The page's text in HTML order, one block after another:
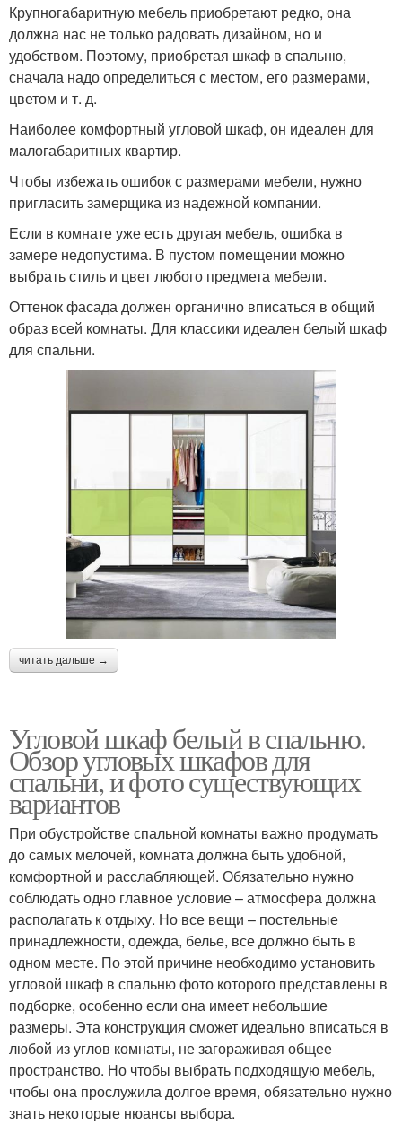
Крупногабаритную мебель приобретают редко, она
должна нас не только радовать дизайном, но и
удобством. Поэтому, приобретая шкаф в спальню,
сначала надо определиться с местом, его размерами,
цветом и т. д.
Наиболее комфортный угловой шкаф, он идеален для
малогабаритных квартир.
Чтобы избежать ошибок с размерами мебели, нужно
пригласить замерщика из надежной компании.
Если в комнате уже есть другая мебель, ошибка в
замере недопустима. В пустом помещении можно
выбрать стиль и цвет любого предмета мебели.
Оттенок фасада должен органично вписаться в общий
образ всей комнаты. Для классики идеален белый шкаф
для спальни.
читать дальше →
Угловой шкаф белый в спальню.
Обзор угловых шкафов для
спальни, и фото существующих
вариантов
При обустройстве спальной комнаты важно продумать
до самых мелочей, комната должна быть удобной,
комфортной и расслабляющей. Обязательно нужно
соблюдать одно главное условие – атмосфера должна
располагать к отдыху. Но все вещи – постельные
принадлежности, одежда, белье, все должно быть в
одном месте. По этой причине необходимо установить
угловой шкаф в спальню фото которого представлены в
подборке, особенно если она имеет небольшие
размеры. Эта конструкция сможет идеально вписаться в
любой из углов комнаты, не загораживая общее
пространство. Но чтобы выбрать подходящую мебель,
чтобы она прослужила долгое время, обязательно нужно
знать некоторые нюансы выбора.